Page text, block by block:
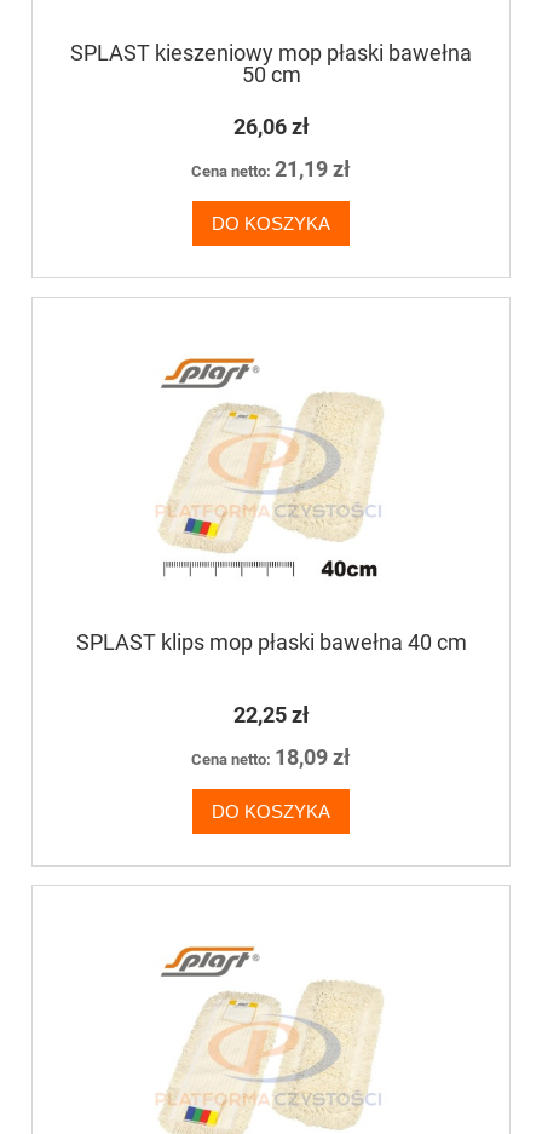
SPLAST kieszeniowy mop płaski bawełna
50 cm
26,06 zł
Cena netto: 21,19 zł
DO KOSZYKA
SPLAST klips mop płaski bawełna 40 cm
22,25 zł
Cena netto: 18,09 zł
DO KOSZYKA